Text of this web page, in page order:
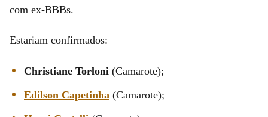
com ex-BBBs.
Estariam confirmados:
Christiane Torloni (Camarote);
Edílson Capetinha (Camarote);